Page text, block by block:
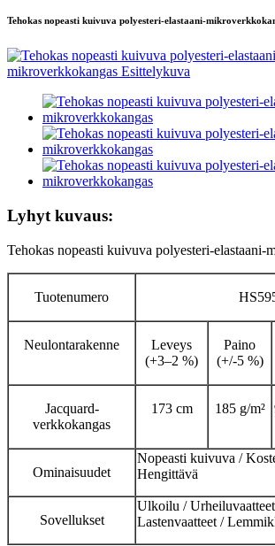
Tehokas nopeasti kuivuva polyesteri-elastaani-
Lyhyt kuvaus:
Tehokas nopeasti kuivuva polyesteri-elastaani-
Tuotenumero
Neulontarakenne
Leveys
(+3–2 %)
Paino
(+/-5 %)
Jacquard-
verkkokangas
173 cm 185 g/m²
Ominaisuudet
Nopeasti kuivuva /
Hengittävä
Sovellukset
Ulkoilu /
Lastenvaatteet /